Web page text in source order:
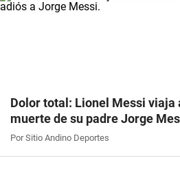
Dolor total: Lionel Messi viaja
muerte de su padre Jorge
Por Sitio Andino Deportes